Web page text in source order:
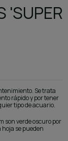
'SUPER
Se trata
rápido y por tener
tipo de acuario.
son verde oscuro por
hoja se pueden